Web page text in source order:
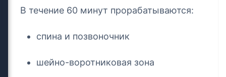
В течение 60 минут прорабатываются:
спина и позвоночник
шейно-воротниковая зона